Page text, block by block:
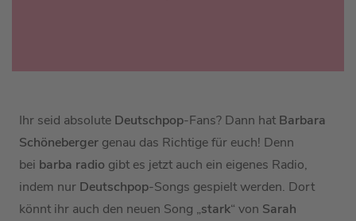
Ihr seid absolute Deutschpop-Fans? Dann hat Barbara
Schöneberger genau das Richtige für euch! Denn
bei barba radio gibt es jetzt auch ein eigenes Radio,
indem nur Deutschpop-Songs gespielt werden. Dort
könnt ihr auch den neuen Song „stark“ von Sarah